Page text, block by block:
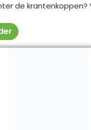
de krantenkoppen?